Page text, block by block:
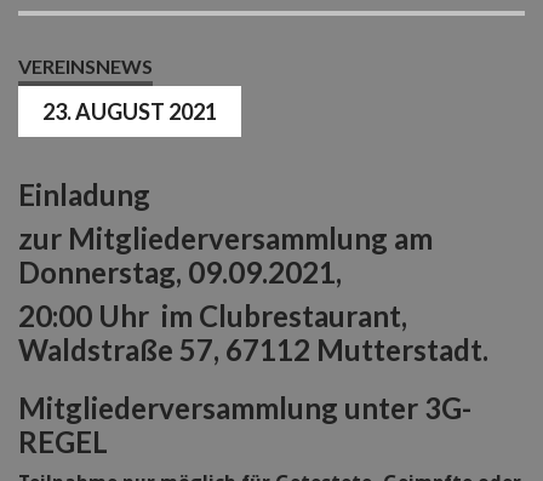
VEREINSNEWS
23. AUGUST 2021
Einladung
zur Mitgliederversammlung am
Donnerstag, 09.09.2021,
20:00 Uhr im Clubrestaurant,
Waldstraße 57, 67112 Mutterstadt.
Mitgliederversammlung unter 3G-
REGEL